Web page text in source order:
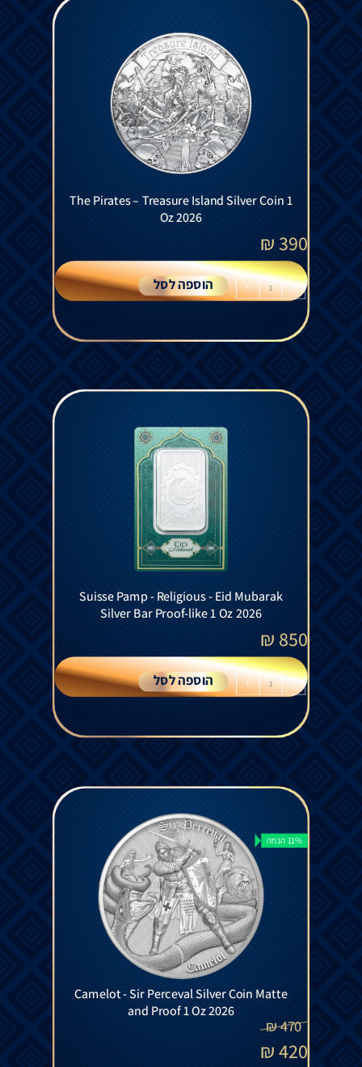
The Pirates – Treasure Island Silver Coin 1
Oz 2026
390
₪
-
+ הוספה לסל
Suisse Pamp - Religious - Eid Mubarak
Silver Bar Proof-like 1 Oz 2026
850
₪
-
+ הוספה לסל
11% הנחה
Camelot - Sir Perceval Silver Coin Matte
and Proof 1 Oz 2026
470
₪
420
₪